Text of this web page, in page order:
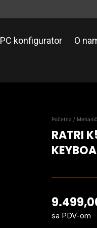
PC konfigurator O
Početna /
RATRI
sa PDV-om